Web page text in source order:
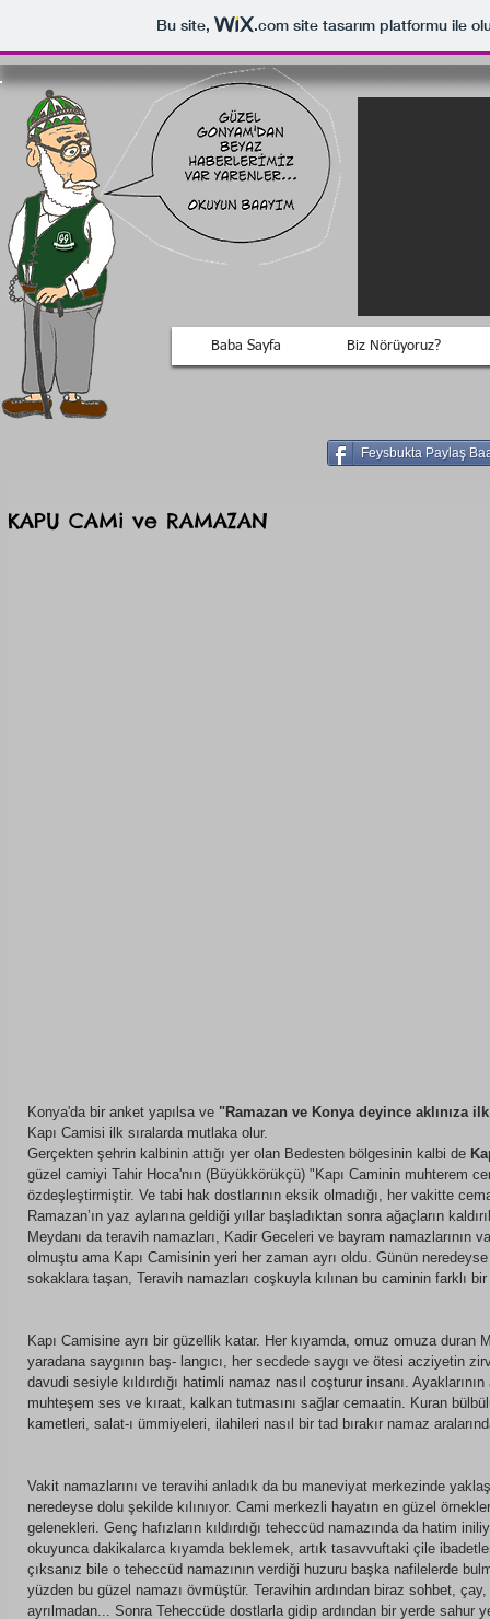
Bu site, .com site tasarım platformu ile
Feysbukta Paylaş
KAPU CAMi ve RAMAZAN
Konya'da bir anket yapılsa ve "Ramazan ve Konya deyince aklınıza
Kapı Camisi ilk sıralarda mutlaka olur.
Gerçekten şehrin kalbinin attığı yer olan Bedesten bölgesinin kalbi de
güzel camiyi Tahir Hoca'nın (Büyükkörükçü) "Kapı Caminin muhterem
özdeşleştirmiştir. Ve tabi hak dostlarının eksik olmadığı, her vakitte
Ramazan’ın yaz aylarına geldiği yıllar başladıktan sonra ağaçların
Meydanı da teravih namazları, Kadir Geceleri ve bayram namazlarının
olmuştu ama Kapı Camisinin yeri her zaman ayrı oldu. Günün
sokaklara taşan, Teravih namazları coşkuyla kılınan bu caminin farklı bir
Kapı Camisine ayrı bir güzellik katar. Her kıyamda, omuz omuza duran
yaradana saygının baş- langıcı, her secdede saygı ve ötesi acziyetin
davudi sesiyle kıldırdığı hatimli namaz nasıl coşturur insanı.
muhteşem ses ve kıraat, kalkan tutmasını sağlar cemaatin. Kuran
kametleri, salat-ı ümmiyeleri, ilahileri nasıl bir tad bırakır namaz
Vakit namazlarını ve teravihi anladık da bu maneviyat merkezinde
neredeyse dolu şekilde kılınıyor. Cami merkezli hayatın en güzel
gelenekleri. Genç hafızların kıldırdığı teheccüd namazında da hatim
okuyunca dakikalarca kıyamda beklemek, artık tasavvuftaki çile
çıksanız bile o teheccüd namazının verdiği huzuru başka nafilelerde
yüzden bu güzel namazı övmüştür. Teravihin ardından biraz sohbet,
ayrılmadan... Sonra Teheccüde dostlarla gidip ardından bir yerde sahur
Baba Sayfa Biz Nörüyoruz?